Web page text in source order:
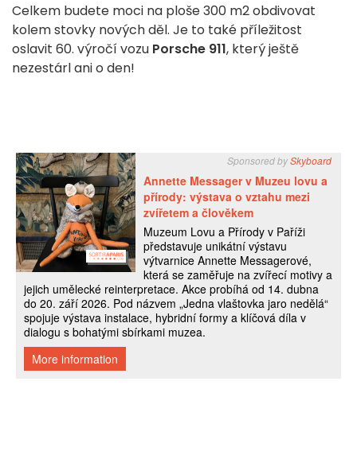
Celkem budete moci na ploše 300 m2 obdivovat
kolem stovky nových děl. Je to také příležitost
oslavit 60. výročí vozu Porsche 911, který ještě
nezestárl ani o den!